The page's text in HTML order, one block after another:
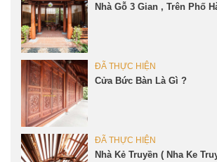
Nhà Gỗ 3 Gian , Trên Phố
ĐÃ THỰC HIỆN
Cửa Bức Bàn Là Gì ?
ĐÃ THỰC HIỆN
Nhà Kẻ Truyền ( Nha Ke